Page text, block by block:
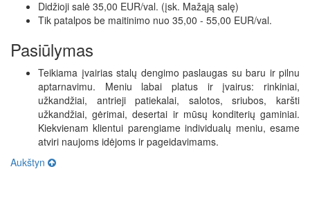
Didžioji salė 35,00 EUR/val. (įsk. Mažąją salę)
Tik patalpos be maitinimo nuo 35,00 - 55,00 EUR/val.
Pasiūlymas
Teikiama įvairias stalų dengimo paslaugas su baru ir pilnu
aptarnavimu. Meniu labai platus ir įvairus: rinkiniai,
užkandžiai, antrieji patiekalai, salotos, sriubos, karšti
užkandžiai, gėrimai, desertai ir mūsų konditerių gaminiai.
Kiekvienam klientui parengiame individualų meniu, esame
atviri naujoms idėjoms ir pageidavimams.
Aukštyn